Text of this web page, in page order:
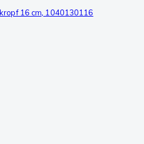
16 cm, 1040130116